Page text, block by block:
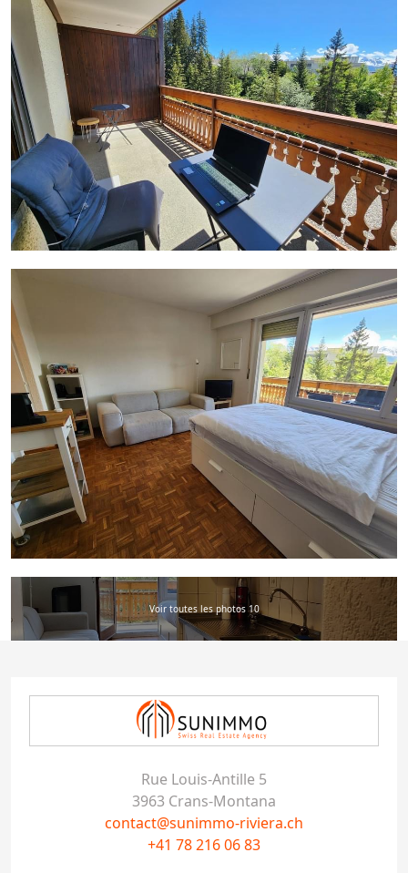
Voir toutes les photos 10
Rue Louis-Antille 5
3963 Crans-Montana
contact@sunimmo-riviera.ch
+41 78 216 06 83